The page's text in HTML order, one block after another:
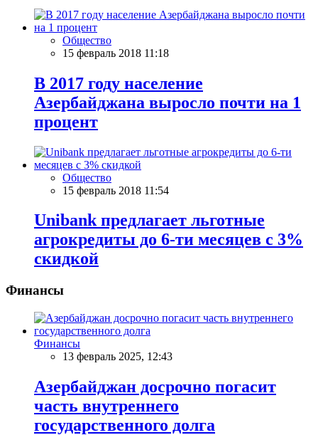
Общество
15 февраль 2018 11:18
В 2017 году население
Азербайджана выросло почти на 1
процент
Общество
15 февраль 2018 11:54
Unibank предлагает льготные
агрокредиты до 6-ти месяцев с 3%
скидкой
Финансы
Финансы
13 февраль 2025, 12:43
Азербайджан досрочно погасит
часть внутреннего
государственного долга